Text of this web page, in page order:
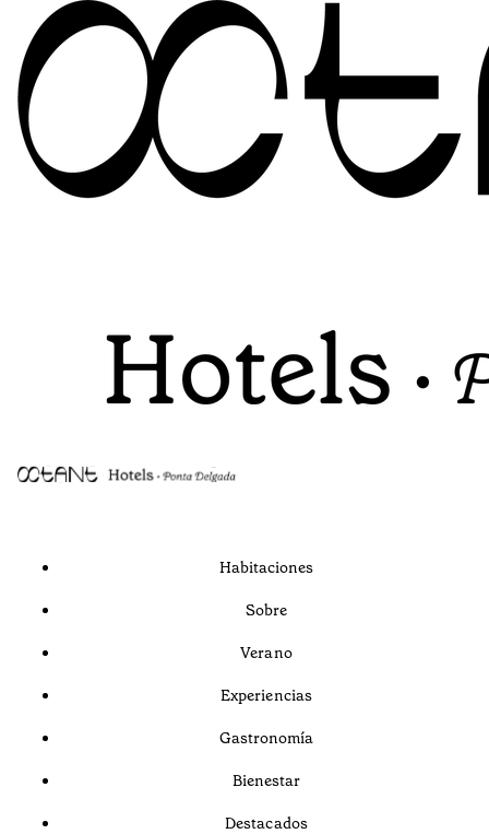
Habitaciones
Sobre
Verano
Experiencias
Gastronomía
Bienestar
Destacados